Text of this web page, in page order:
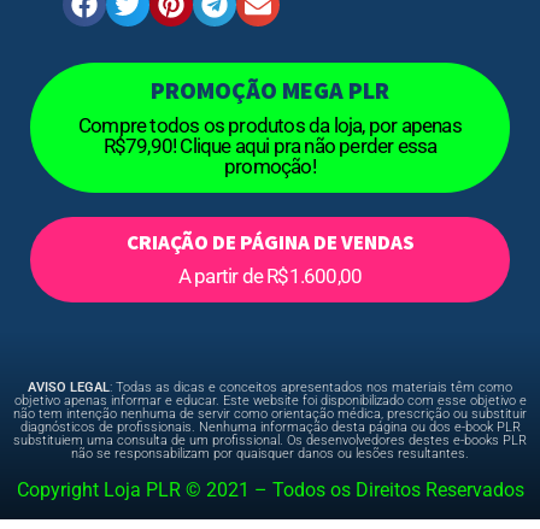
PROMOÇÃO MEGA PLR
Compre todos os produtos da loja, por apenas
R$79,90! Clique aqui pra não perder essa
promoção!
CRIAÇÃO DE PÁGINA DE VENDAS
A partir de R$1.600,00
AVISO LEGAL: Todas as dicas e conceitos apresentados nos materiais têm como
objetivo apenas informar e educar. Este website foi disponibilizado com esse objetivo e
não tem intenção nenhuma de servir como orientação médica, prescrição ou substituir
diagnósticos de profissionais. Nenhuma informação desta página ou dos e-book PLR
substituiem uma consulta de um profissional. Os desenvolvedores destes e-books PLR
não se responsabilizam por quaisquer danos ou lesões resultantes.
Copyright Loja PLR © 2021 – Todos os Direitos Reservados